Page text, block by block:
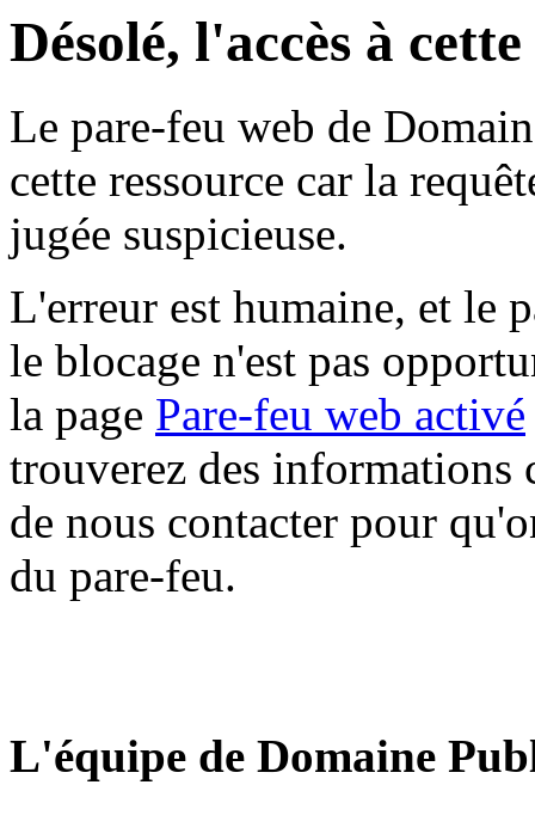
Désolé, l'accès à
Le pare-feu web de
cette ressource car la
jugée suspicieuse.
L'erreur est humaine, et le
le blocage n'est pas
la page Pare-feu web activé
trouverez des informations
de nous contacter pour
du pare-feu.
L'équipe de Domaine